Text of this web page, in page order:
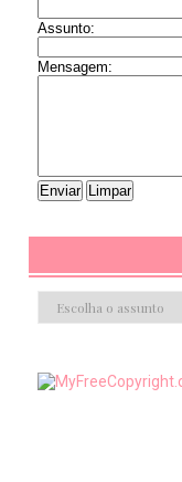
Assunto:
Mensagem: